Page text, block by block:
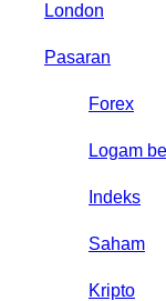
London
Pasaran
Forex
Logam
Indeks
Saham
Kripto